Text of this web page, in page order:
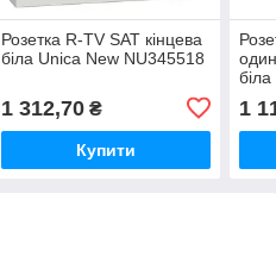
Розетка R-TV SAT кінцева
біла Unica New NU345518
1 312,70₴
Купити
1